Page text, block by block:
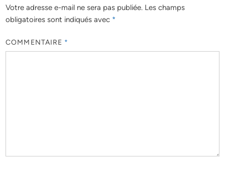
Votre adresse e-mail ne sera pas publiée. Les champs
obligatoires sont indiqués avec *
COMMENTAIRE *